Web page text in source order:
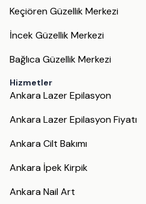
Keçiören Güzellik Merkezi
İncek Güzellik Merkezi
Bağlıca Güzellik Merkezi
Hizmetler
Ankara Lazer Epilasyon
Ankara Lazer Epilasyon Fiyatı
Ankara Cilt Bakımı
Ankara İpek Kirpik
Ankara Nail Art